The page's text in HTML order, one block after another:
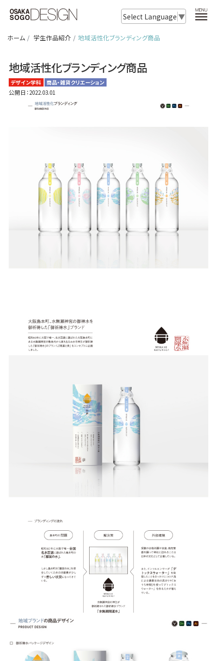
Select Language ▼
ホーム 学生作品紹介 地域活性化ブランディング商品
地域活性化ブランディング商品
デザイン学科 商品・雑貨クリエーション
公開日：2022.03.01